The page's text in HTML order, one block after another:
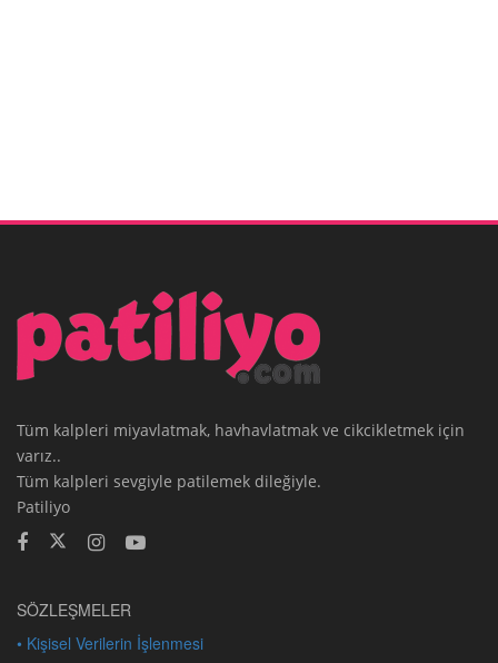
Tüm kalpleri miyavlatmak, havhavlatmak ve cikcikletmek için
varız..
Tüm kalpleri sevgiyle patilemek dileğiyle.
Patiliyo
SÖZLEŞMELER
• Kişisel Verilerin İşlenmesi